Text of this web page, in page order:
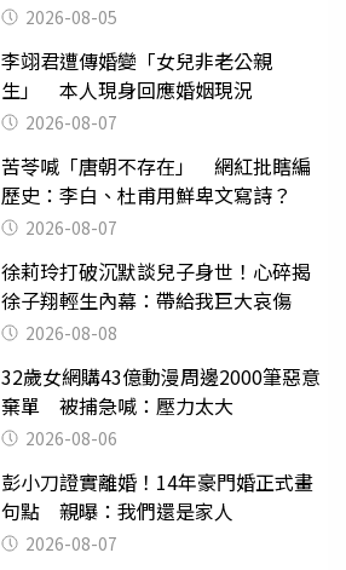
2026-08-05
李翊君遭傳婚變「女兒非老公親
生」 本人現身回應婚姻現況
2026-08-07
苦苓喊「唐朝不存在」 網紅批瞎編
歷史：李白、杜甫用鮮卑文寫詩？
2026-08-07
徐莉玲打破沉默談兒子身世！心碎揭
徐子翔輕生內幕：帶給我巨大哀傷
2026-08-08
32歲女網購43億動漫周邊2000筆惡意
棄單 被捕急喊：壓力太大
2026-08-06
彭小刀證實離婚！14年豪門婚正式畫
句點 親曝：我們還是家人
2026-08-07